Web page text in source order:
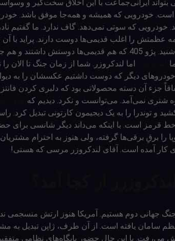
بتواند ایرانی‌جماعت با این اخلاق سخت‌گیر و
است. خودرویی که همیشه و همه‌جا موفق باشد.
خودرویی که سوتی نمی‌دهد. گاف ندارد. ما گفتیم
عظمتش را اغلب قدیمی‌ها دوست دارند. پراید با
بد و بیراه می‌شنید. پژو 405 که هم قدیمی‌ها دوستش
اما لندکروزر. شما از زمان جنگ تا الان
دیگر که دوست داشتیم عکسشان را به
جزء آن دسته محصولاتی بود که دلبری کردن
نمی‌آمد. می‌توانست و نکرد. دیدیم که
و توندرا را به یک دیجیمون کارتونی تبدیل کرد.
قرمز است. با اینکه می‌داند دیگر شانسی برای
را برقِ برقی‌ها گرفته، ولی هنوز به احترام
کار آمده است. آقای لندکروزر مرسی که هستی!
جنگ جهانی دوم هستیم. آمریکا هنوز ارتش منسجمی
سامان یافته است. از آن طرف، ژاپن تبدیل به
می‌رفت. با این حال حضور پایگاه‌های نظامی